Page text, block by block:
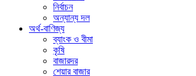
নির্বাচন
অন্যান্য দল
অর্থ-বাণিজ্য
ব্যাংক ও বীমা
কৃষি
বাজারদর
শেয়ার বাজার